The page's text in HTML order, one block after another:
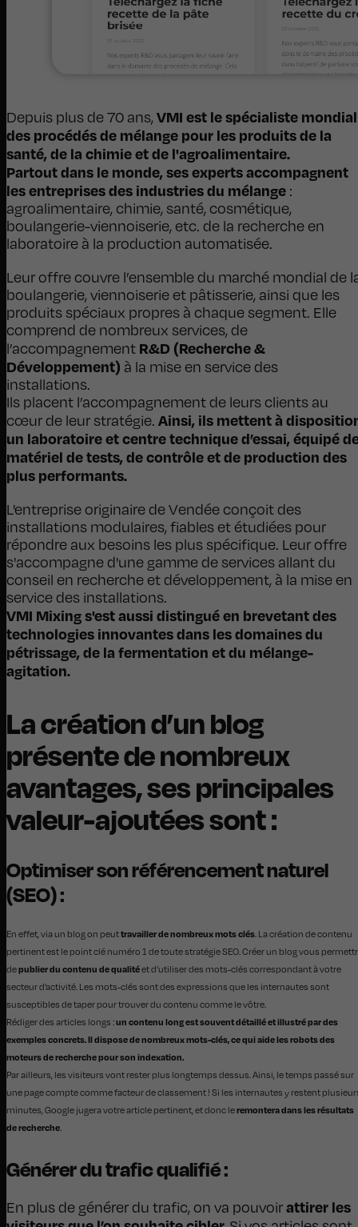
Depuis plus de 70 ans,VMI est le spécialiste mondial
des procédés de mélange pour les produits de la
santé, de la chimie et de l'agroalimentaire.
Partout dans le monde, ses experts accompagnent
les entreprises des industries du mélange :
agroalimentaire, chimie, santé, cosmétique,
boulangerie-viennoiserie, etc. de la recherche en
laboratoire à la production automatisée.
Leur offre couvre l’ensemble du marché mondial de
boulangerie, viennoiserie et pâtisserie, ainsi que les
produits spéciaux propres à chaque segment. Elle
comprend de nombreux services, de
l’accompagnement R&D (Recherche &
Développement) à la mise en service des
installations.
Ils placent l’accompagnement de leurs clients au
cœur de leur stratégie. Ainsi, ils mettent à
un laboratoire et centre technique d’essai, équipé
matériel de tests, de contrôle et de production des
plus performants.
L'entreprise originaire de Vendée conçoit des
installations modulaires, fiables et étudiées pour
répondre aux besoins les plus spécifique. Leur offre
s'accompagne d'une gamme de services allant du
conseil en recherche et développement, à la mise en
service des installations.
VMI Mixing s'est aussi distingué en brevetant des
technologies innovantes dans les domaines du
pétrissage, de la fermentation et du mélange-
agitation.
La création d’un blog
présente de nombreux
avantages, ses principales
valeur-ajoutées sont :
Optimiser son référencement naturel
(SEO) :
En effet, via un blog on peuttravailler de nombreux mots clés . La création de contenu
pertinent est le point clé numéro 1 de toute stratégie SEO. Créer un blog vous
depublier du contenu de qualitéet d’utiliser des mots-clés correspondant à votre
secteur d’activité. Les mots-clés sont des expressions que les internautes sont
susceptibles de taper pour trouver du contenu comme le vôtre.
Rédiger des articles longs :un contenu long est souvent détaillé et illustré par des
exemples concrets. Il dispose de nombreux mots-clés, ce qui aide les robots des
moteurs de recherche pour son indexation.
Par ailleurs, les visiteurs vont rester plus longtemps dessus. Ainsi, le temps passé sur
une page compte comme facteur de classement ! Si les internautes y restent
minutes, Google jugera votre article pertinent, et donc leremontera dans les résultats
de recherche
Générer du trafic qualifié :
En plus de générer du trafic, on va pouvoirattirer les